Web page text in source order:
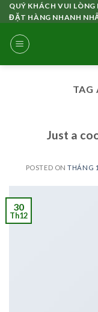
Skip
to
content
QUÝ KHÁCH VUI
ĐẶT HÀNG NHANH
TAG
Just a
POSTED ONTHÁNG
30
Th12